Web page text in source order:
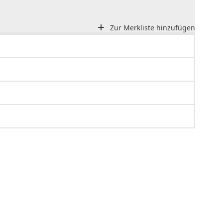
Zur Merkliste hinzufügen